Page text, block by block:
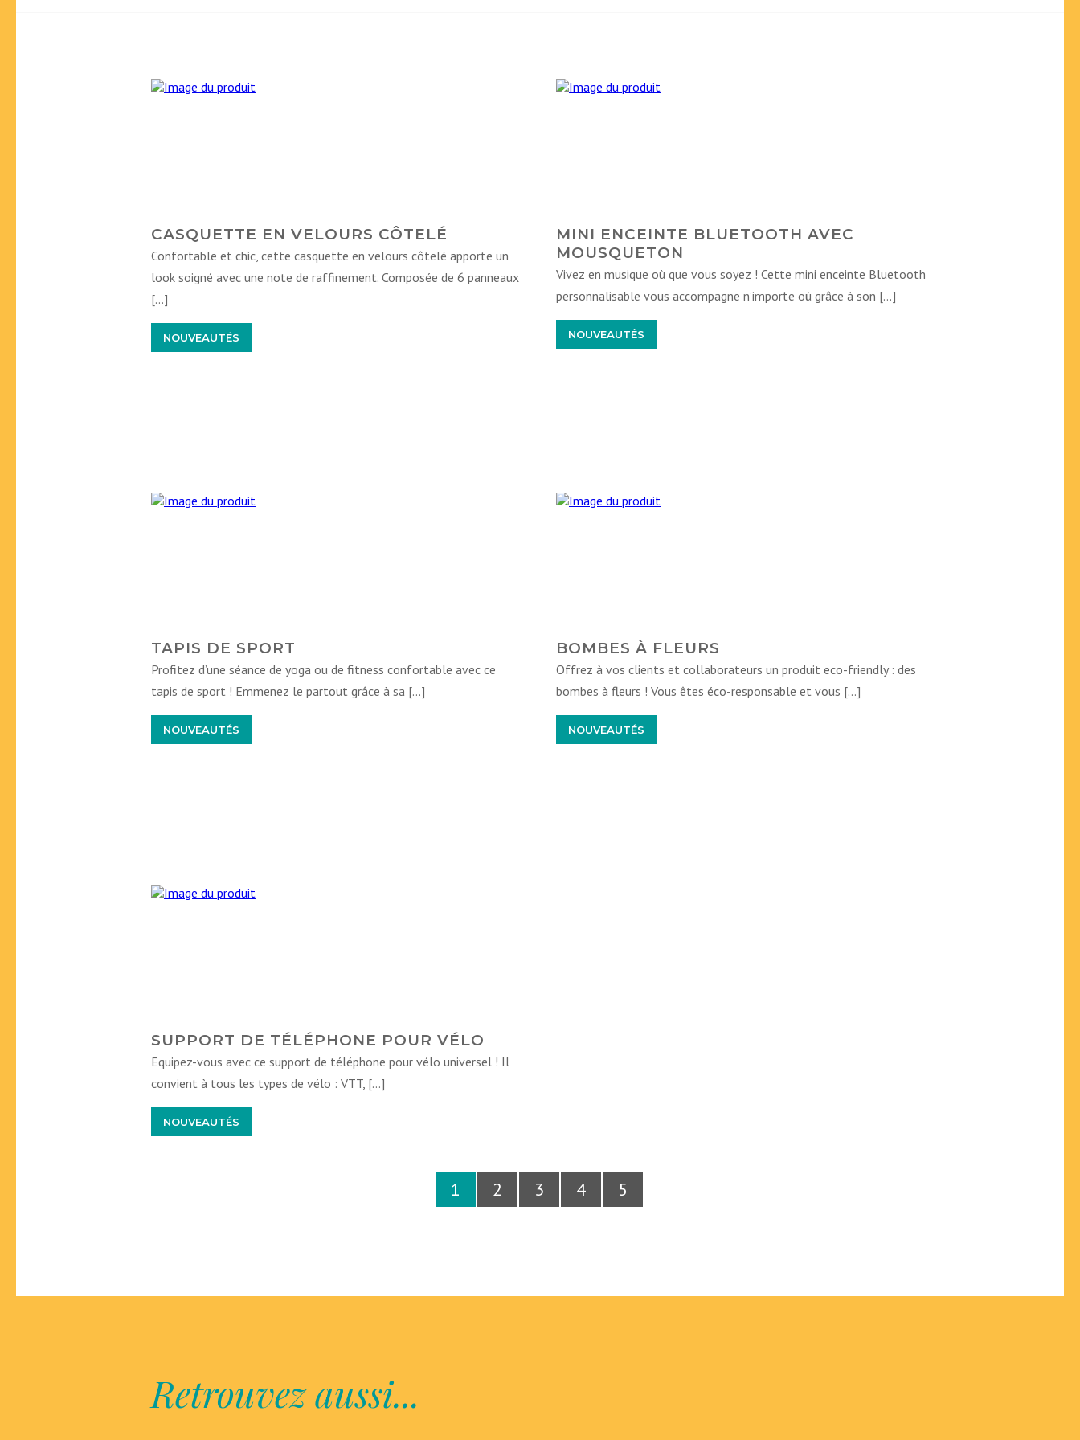
CASQUETTE EN VELOURS CÔTELÉ
Confortable et chic, cette casquette en velours côtelé apporte un
look soigné avec une note de raffinement. Composée de 6 panneaux
[…]
NOUVEAUTÉS
MINI ENCEINTE BLUETOOTH AVEC
MOUSQUETON
Vivez en musique où que vous soyez ! Cette mini enceinte Bluetooth
personnalisable vous accompagne n’importe où grâce à son […]
NOUVEAUTÉS
TAPIS DE SPORT
Profitez d’une séance de yoga ou de fitness confortable avec ce
tapis de sport ! Emmenez le partout grâce à sa […]
NOUVEAUTÉS
BOMBES À FLEURS
Offrez à vos clients et collaborateurs un produit eco-friendly : des
bombes à fleurs ! Vous êtes éco-responsable et vous […]
NOUVEAUTÉS
SUPPORT DE TÉLÉPHONE POUR VÉLO
Equipez-vous avec ce support de téléphone pour vélo universel ! Il
convient à tous les types de vélo : VTT, […]
NOUVEAUTÉS
1 2 3 4 5
Retrouvez aussi...